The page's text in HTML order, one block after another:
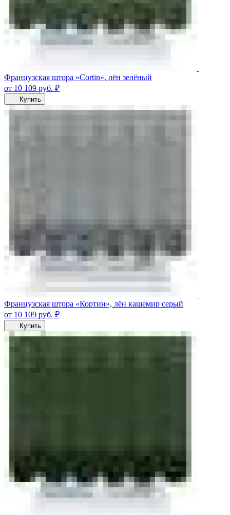
Французская штора «Cortin», лён зелёный
от 10 109 руб. ₽
Купить
Французская штора «Кортин», лён кашемир серый
от 10 109 руб. ₽
Купить